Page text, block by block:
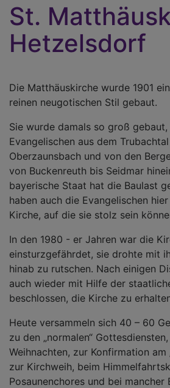
St.
Hetzelsdorf
Die Matthäuskirche wurde 1901
reinen neugotischen Stil gebaut.
Sie wurde damals so groß gebaut,
Evangelischen aus dem
Oberzaunsbach und von den
von Buckenreuth bis Seidmar
bayerische Staat hat die Baulast
haben auch die Evangelischen
Kirche, auf die sie stolz sein
In den 1980 - er Jahren war die
einsturzgefährdet, sie drohte mit
hinab zu rutschen. Nach einigen
auch wieder mit Hilfe der
beschlossen, die Kirche zu
Heute versammeln sich 40 – 60
zu den „normalen“
Weihnachten, zur Konfirmation am
zur Kirchweih, beim
Posaunenchores und bei mancher